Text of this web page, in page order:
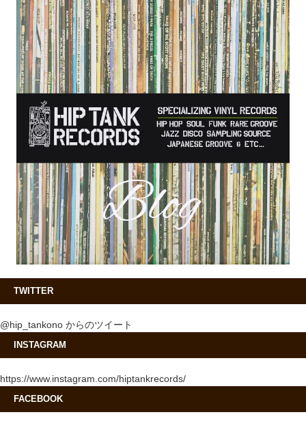
TWITTER
@hip_tankono からのツイート
INSTAGRAM
https://www.instagram.com/hiptankrecords/
FACEBOOK